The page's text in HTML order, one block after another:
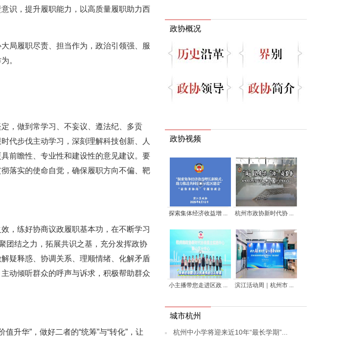
识，提升履职能力，以高质量履职助力西
局履职尽责、担当作为，政治引领强、服
。
，做到常学习、不妄议、遵法纪、多贡
代步伐主动学习，深刻理解科技创新、人
前瞻性、专业性和建设性的意见建议。要
落实的使命自觉，确保履职方向不偏、靶
，练好协商议政履职基本功，在不断学习
团结之力，拓展共识之基，充分发挥政协
疑释惑、协调关系、理顺情绪、化解矛盾
动倾听群众的呼声与诉求，积极帮助群众
升华”，做好二者的“统筹”与“转化”，让
政协概况
政协视频
探索集体经济收益增 ... 杭州市政协新时代协 ...
小主播带您走进区政 ... 滨江活动周｜杭州市 ...
城市杭州
杭州中小学将迎来近10年“最长学期”...